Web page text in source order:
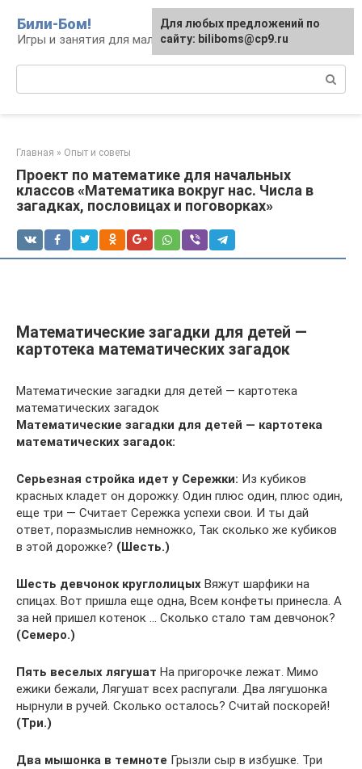
контенту
Били-Бом!
Игры и занятия для малышей и школьников
Главная » Опыт и советы
Проект по математике для начальных
классов «Математика вокруг нас. Числа в
загадках, пословицах и поговорках»
Математические загадки для детей —
картотека математических загадок
Математические загадки для детей — картотека
математических загадок
Математические загадки для детей — картотека
математических загадок:
Серьезная стройка идет у Сережки: Из кубиков
красных кладет он дорожку. Один плюс один, плюс один,
еще три — Считает Сережка успехи свои. И ты дай
ответ, поразмыслив немножко, Так сколько же кубиков
в этой дорожке? (Шесть.)
Шесть девчонок круглолицых Вяжут шарфики на
спицах. Вот пришла еще одна, Всем конфеты принесла. А
за ней пришел котенок … Сколько стало там девчонок?
(Семеро.)
Пять веселых лягушат На пригорочке лежат. Мимо
ежики бежали, Лягушат всех распугали. Два лягушонка
нырнули в ручей. Сколько осталось? Считай поскорей!
(Три.)
Два мышонка в темноте Грызли сыр в избушке. Три
Для любых предложений по
сайту: biliboms@cp9.ru